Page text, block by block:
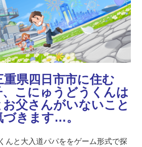
重県四日市市に住む
こにゅうどうくんは
お父さんがいないこと
づきます…。
んと大入道パパををゲーム形式で探